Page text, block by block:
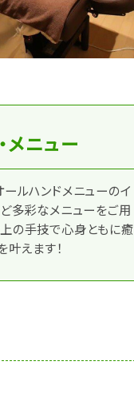
メニュー
ルハンドメニューのイ
多彩なメニューをご用
の手技で心身ともに癒
叶えます！